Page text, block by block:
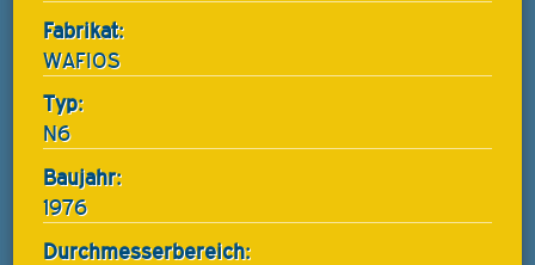
Fabrikat:
WAFIOS
Typ:
N6
Baujahr:
1976
Durchmesserbereich: